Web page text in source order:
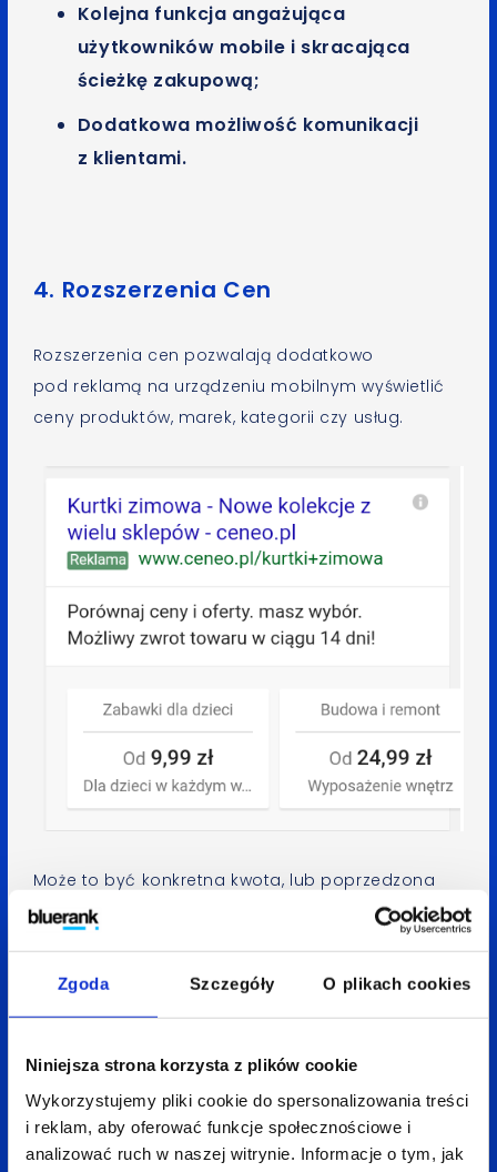
Zgoda Szczegóły O plikach cookies
Niniejsza strona korzysta z plików cookie
Wykorzystujemy pliki cookie do spersonalizowania treści
i reklam, aby oferować funkcje społecznościowe i
analizować ruch w naszej witrynie. Informacje o tym, jak
Kolejna funkcja angażująca
użytkowników mobile i skracająca
ścieżkę zakupową;
Dodatkowa możliwość komunikacji
z klientami.
4. Rozszerzenia Cen
Rozszerzenia cen pozwalają dodatkowo
pod reklamą na urządzeniu mobilnym wyświetlić
ceny produktów, marek, kategorii czy usług.
Może to być konkretna kwota, lub poprzedzona
kwalifikatorem ceny „od” lub „do”. Konfiguracja
możemy ją dodać tylko przez panel online,